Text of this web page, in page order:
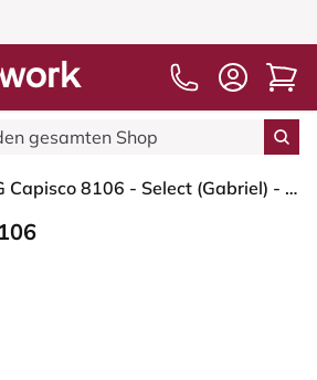
HÅG Capisco 8106 - Select (Gabriel) - Wolle / Polyamid - SC64213 - Light blush - Blush Rose - 200 mm (Sitzhöhe 46-64cm) - Weiche Rollen für harte Böden